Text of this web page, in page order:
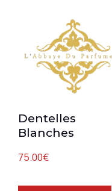
Dentelles
Blanches
75.00€